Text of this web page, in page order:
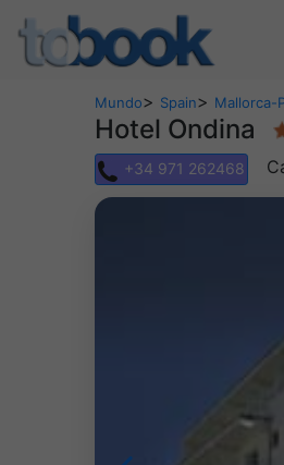
Mundo> Spain> Mallorca-
Hotel Ondina
+34 971 262468